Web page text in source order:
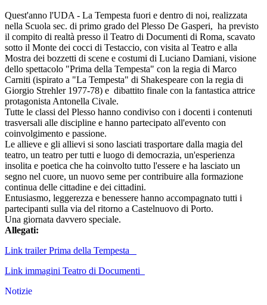
Quest'anno l'UDA - La Tempesta fuori e dentro di noi, realizzata
nella Scuola sec. di primo grado del Plesso De Gasperi, ha previsto
il compito di realtà presso il Teatro di Documenti di Roma, scavato
sotto il Monte dei cocci di Testaccio, con visita al Teatro e alla
Mostra dei bozzetti di scene e costumi di Luciano Damiani, visione
dello spettacolo "Prima della Tempesta" con la regia di Marco
Carniti (ispirato a "La Tempesta" di Shakespeare con la regia di
Giorgio Strehler 1977-78) e dibattito finale con la fantastica attrice
protagonista Antonella Civale.
Tutte le classi del Plesso hanno condiviso con i docenti i contenuti
trasversali alle discipline e hanno partecipato all'evento con
coinvolgimento e passione.
Le allieve e gli allievi si sono lasciati trasportare dalla magia del
teatro, un teatro per tutti e luogo di democrazia, un'esperienza
insolita e poetica che ha coinvolto tutto l'essere e ha lasciato un
segno nel cuore, un nuovo seme per contribuire alla formazione
continua delle cittadine e dei cittadini.
Entusiasmo, leggerezza e benessere hanno accompagnato tutti i
partecipanti sulla via del ritorno a Castelnuovo di Porto.
Una giornata davvero speciale.
Allegati:
Link trailer Prima della Tempesta
Link immagini Teatro di Documenti
Notizie